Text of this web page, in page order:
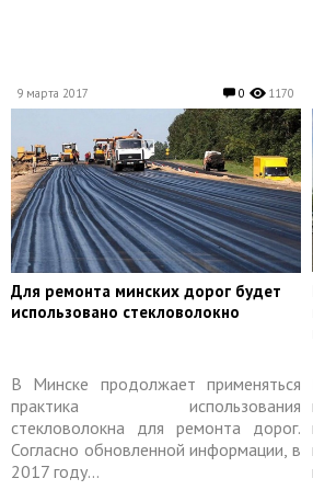
9 марта 2017 0 1170
​Для ремонта минских дорог будет
использовано стекловолокно
В Минске продолжает применяться
практика использования
стекловолокна для ремонта дорог.
Согласно обновленной информации, в
2017 году...